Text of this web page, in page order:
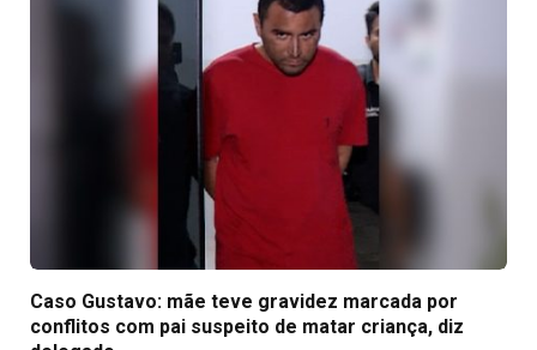
Caso Gustavo: mãe teve gravidez marcada por
conflitos com pai suspeito de matar criança, diz